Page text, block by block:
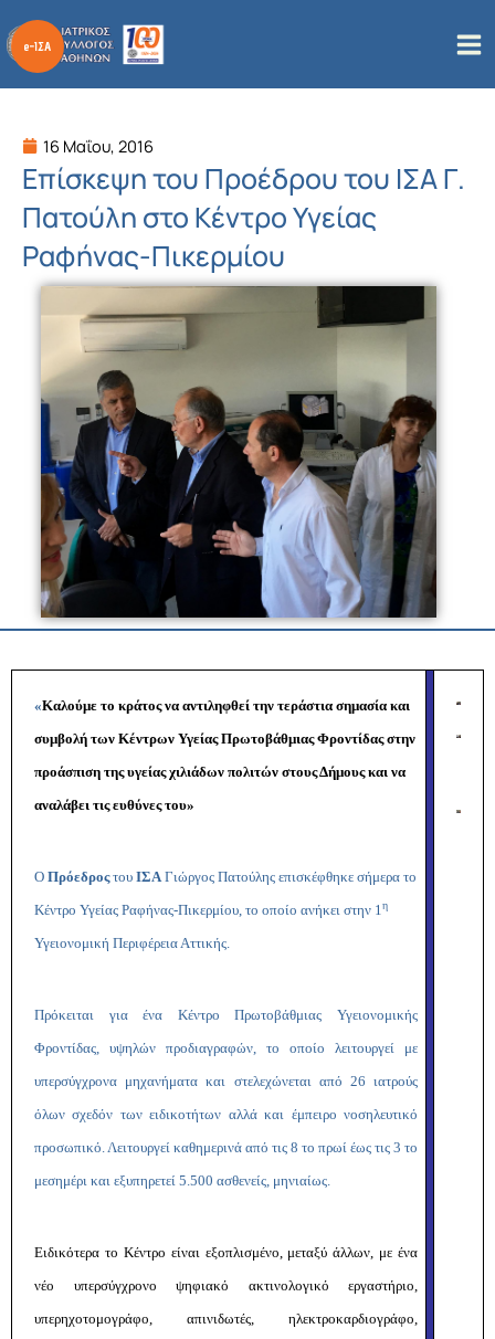
στο
περιεχόμενο
16 Μαΐου, 2016
Επίσκεψη του Προέδρου του ΙΣΑ Γ.
Πατούλη στο Κέντρο Υγείας
Ραφήνας-Πικερμίου
«Καλούμε το κράτος να αντιληφθεί την τεράστια σημασία και
συμβολή των Κέντρων Υγείας Πρωτοβάθμιας Φροντίδας στην
προάσπιση της υγείας χιλιάδων πολιτών στους Δήμους και να
αναλάβει τις ευθύνες του»
Ο Πρόεδροςτου ΙΣΑΓιώργος Πατούλης επισκέφθηκε σήμερα το
Κέντρο Υγείας Ραφήνας-Πικερμίου, το οποίο ανήκει στην 1η
Υγειονομική Περιφέρεια Αττικής.
Πρόκειται για ένα Κέντρο Πρωτοβάθμιας Υγειονομικής
Φροντίδας, υψηλών προδιαγραφών, το οποίο λειτουργεί με
υπερσύγχρονα μηχανήματα και στελεχώνεται από 26 ιατρούς
όλων σχεδόν των ειδικοτήτων αλλά και έμπειρο νοσηλευτικό
προσωπικό. Λειτουργεί καθημερινά από τις 8 το πρωί έως τις 3 το
μεσημέρι και εξυπηρετεί 5.500 ασθενείς, μηνιαίως.
Ειδικότερα το Κέντρο είναι εξοπλισμένο, μεταξύ άλλων, με ένα
νέο υπερσύγχρονο ψηφιακό ακτινολογικό εργαστήριο,
υπερηχοτομογράφο, απινιδωτές, ηλεκτροκαρδιογράφο,